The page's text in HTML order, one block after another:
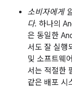
소비자에게
다. 하나의
은 동일한
서도 잘 실행
및 소프트웨
서는 적절한
같은 배포 시